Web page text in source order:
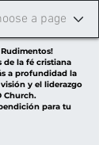
de la fé cristiana
a profundidad la
y el liderazgo
Church.
para tu